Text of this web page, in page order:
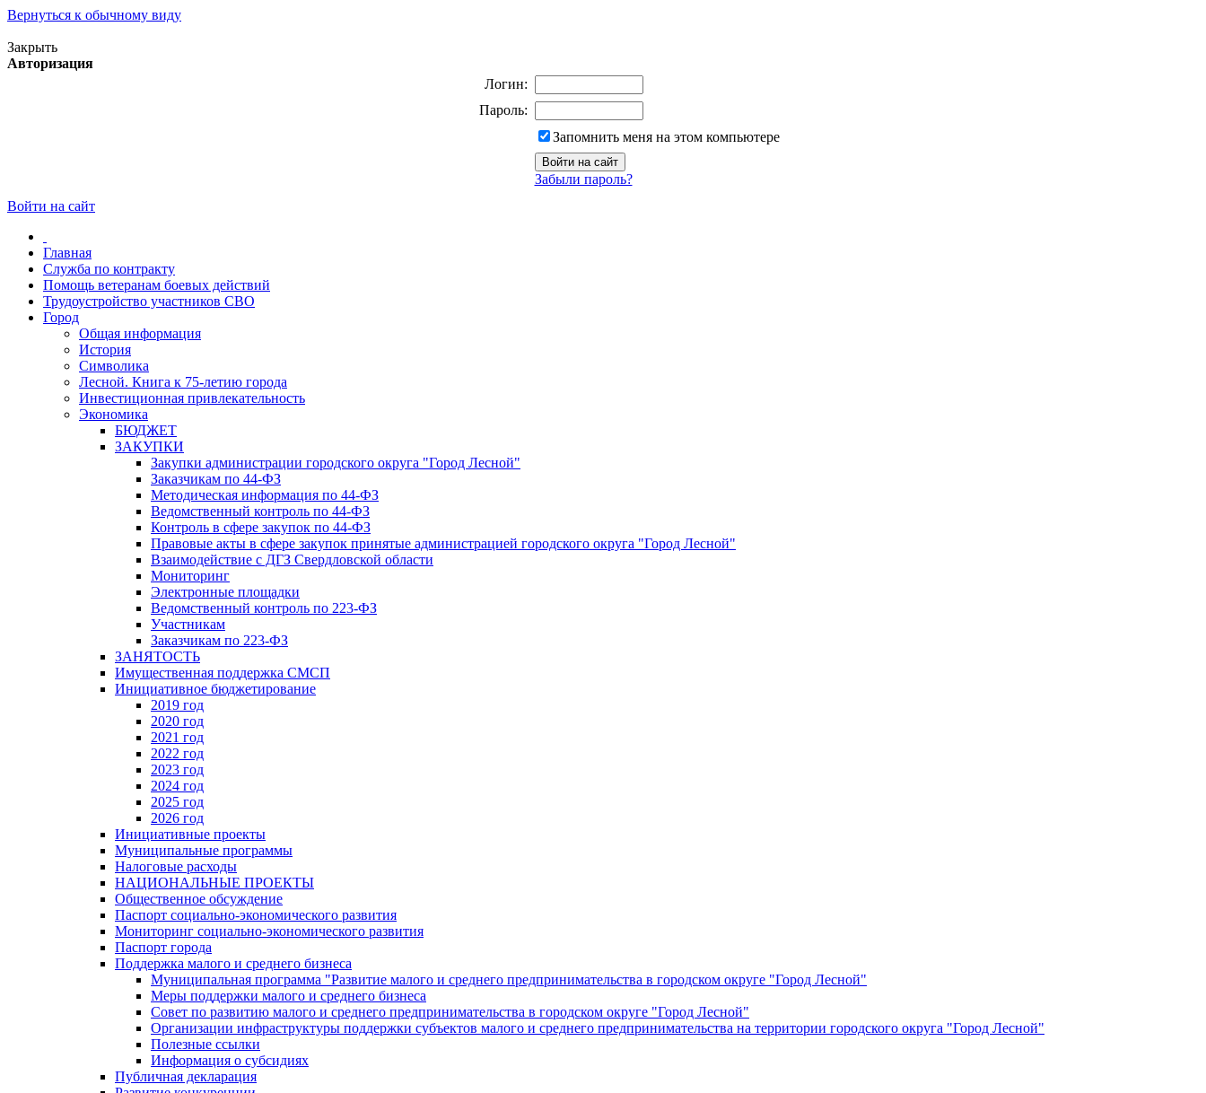
Вернуться к обычному виду
Закрыть
Авторизация
Логин:
Пароль:
Запомнить меня на этом компьютере
Забыли пароль?
Войти на сайт
Главная
Служба по контракту
Помощь ветеранам боевых действий
Трудоустройство участников СВО
Город
Общая информация
История
Символика
Лесной. Книга к 75-летию города
Инвестиционная привлекательность
Экономика
БЮДЖЕТ
ЗАКУПКИ
Закупки администрации городского округа "Город Лесной"
Заказчикам по 44-ФЗ
Методическая информация по 44-ФЗ
Ведомственный контроль по 44-ФЗ
Контроль в сфере закупок по 44-ФЗ
Правовые акты в сфере закупок принятые администрацией городского округа "Город Лесной"
Взаимодействие с ДГЗ Свердловской области
Мониторинг
Электронные площадки
Ведомственный контроль по 223-ФЗ
Участникам
Заказчикам по 223-ФЗ
ЗАНЯТОСТЬ
Имущественная поддержка СМСП
Инициативное бюджетирование
2019 год
2020 год
2021 год
2022 год
2023 год
2024 год
2025 год
2026 год
Инициативные проекты
Муниципальные программы
Налоговые расходы
НАЦИОНАЛЬНЫЕ ПРОЕКТЫ
Общественное обсуждение
Паспорт социально-экономического развития
Мониторинг социально-экономического развития
Паспорт города
Поддержка малого и среднего бизнеса
Муниципальная программа "Развитие малого и среднего предпринимательства в городском округе "Город Лесной"
Меры поддержки малого и среднего бизнеса
Совет по развитию малого и среднего предпринимательства в городском округе "Город Лесной"
Организации инфраструктуры поддержки субъектов малого и среднего предпринимательства на территории городского округа "Город Лесной"
Полезные ссылки
Информация о субсидиях
Публичная декларация